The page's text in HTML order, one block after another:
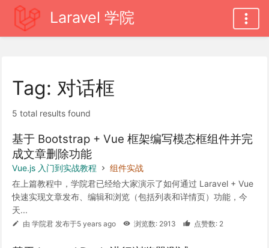
Laravel 学院
Tag: 对话框
5 total results found
基于 Bootstrap + Vue 框架编写模态框组件并完
成文章删除功能
Vue.js 入门到实战教程
组件实战
在上篇教程中，学院君已经给大家演示了如何通过 Laravel + Vue
快速实现文章发布、编辑和浏览（包括列表和详情页）功能，今
天...
由 学院君 发布于5 years ago 浏览数: 2913 点赞数: 2